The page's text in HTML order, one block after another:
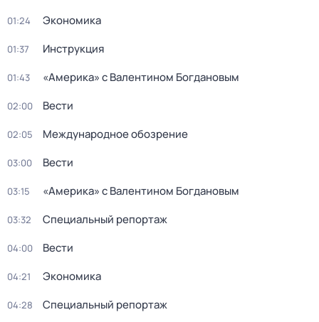
01:24 Экономика
01:37 Инструкция
01:43 «Америка» с Валентином Богдановым
02:00 Вести
02:05 Международное обозрение
03:00 Вести
03:15 «Америка» с Валентином Богдановым
03:32 Специальный репортаж
04:00 Вести
04:21 Экономика
04:28 Специальный репортаж